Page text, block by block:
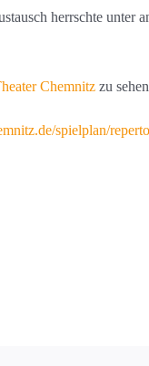
herrschte unter
Chemnitz zu
spielplan/